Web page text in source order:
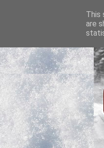
This
are